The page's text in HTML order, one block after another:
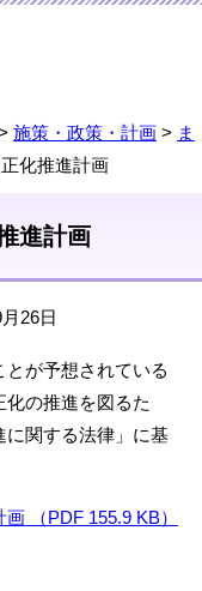
施策・政策・計画 > ま
化推進計画
進計画
26日
が予想されている
の推進を図るた
に関する法律」に基
（PDF 155.9 KB）